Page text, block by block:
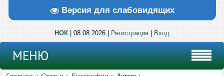
Версия для слабовидящих
НОК | 08.08.2026 | Регистрация Вход
МЕНЮ